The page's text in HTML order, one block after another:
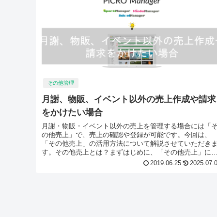
その他管理
月謝、物販、イベント以外の売上作成や請求
をかけたい場合
月謝・物販・イベント以外の売上を管理する場合には「そ
の他売上」で、売上の確認や登録が可能です。今回は、
「その他売上」の活用方法について解説させていただきま
す。その他売上とは？まずはじめに、「その他売上」につ
いて説明します。「その他売上」とは...2019.06.25